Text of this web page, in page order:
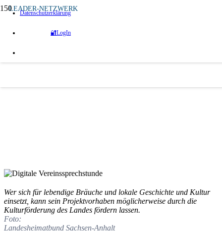
Datenschutzerklärung
🔐LogIn
LEADER-NETZWERK
vor 2 Jahren
Digitale Vereinssprechstunde am 18.
September – Neuerungen in der
Kulturförderung
Bis zum 1. Oktober können Vereine und
Wer sich für lebendige Bräuche und lokale Geschichte und Kultur
einsetzt, kann sein Projektvorhaben möglicherweise durch die
Kulturförderung des Landes fördern lassen.
Foto:
Landesheimatbund Sachsen-Anhalt